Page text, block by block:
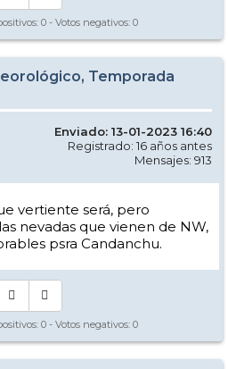
0 - Votos negativos: 0
Temporada
Enviado: 13-01-2023 16:40
Registrado: 16 años antes
Mensajes: 913
vertiente será, pero
nevadas que vienen de NW,
psra Candanchu.
0 - Votos negativos: 0